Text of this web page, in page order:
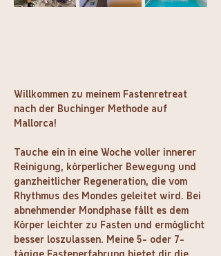
Willkommen zu meinem Fastenretreat
nach der Buchinger Methode auf
Mallorca!
Tauche ein in eine Woche voller innerer
Reinigung, körperlicher Bewegung und
ganzheitlicher Regeneration, die vom
Rhythmus des Mondes geleitet wird. Bei
abnehmender Mondphase fällt es dem
Körper leichter zu Fasten und ermöglicht
besser loszulassen. Meine 5- oder 7-
tägige Fastenerfahrung bietet dir die